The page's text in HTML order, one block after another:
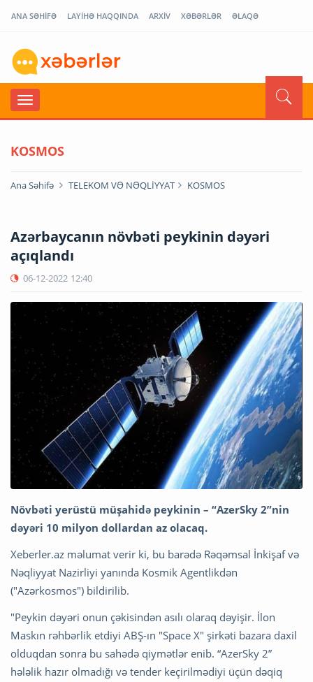
ANA SƏHİFƏ LAYİHƏ HAQQINDA ARXİV XƏBƏRLƏR ƏLAQƏ
KOSMOS
Ana Səhifə TELEKOM VƏ NƏQLİYYAT KOSMOS
Azərbaycanın növbəti peykinin dəyəri
açıqlandı
06-12-2022 12:40
Növbəti yerüstü müşahidə peykinin – “AzerSky 2”nin
dəyəri 10 milyon dollardan az olacaq.
Xeberler.az məlumat verir ki, bu barədə Rəqəmsal İnkişaf və
Nəqliyyat Nazirliyi yanında Kosmik Agentlikdən
("Azərkosmos") bildirilib.
"Peykin dəyəri onun çəkisindən asılı olaraq dəyişir. İlon
Maskın rəhbərlik etdiyi ABŞ-ın "Space X" şirkəti bazara daxil
olduqdan sonra bu sahədə qiymətlər enib. “AzerSky 2”
hələlik hazır olmadığı və tender keçirilmədiyi üçün dəqiq